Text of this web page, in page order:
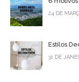
24 DE
Estilos
31 DE